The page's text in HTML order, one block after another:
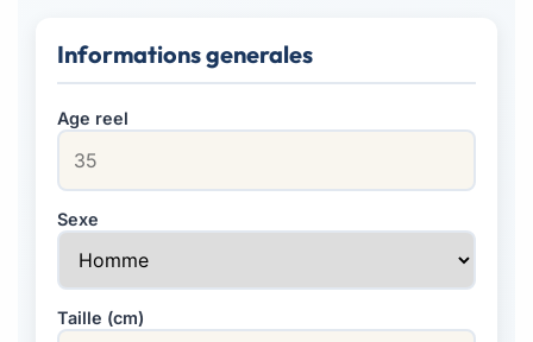
Informations generales
Age reel
Sexe
Taille (cm)